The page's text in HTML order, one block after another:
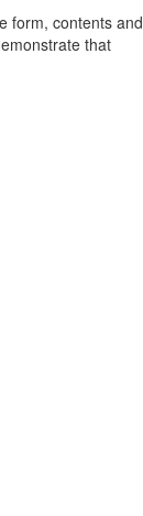
form, contents and
that